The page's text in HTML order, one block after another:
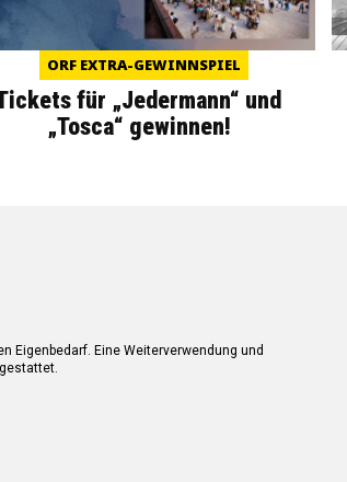
ORF EXTRA-GEWINNSPIEL
für „Jedermann“ und
„Tosca“ gewinnen!
Eigenbedarf. Eine Weiterverwendung und